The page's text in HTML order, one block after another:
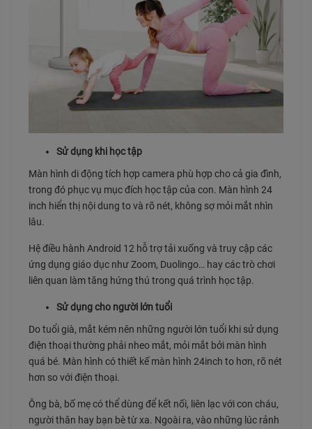
Sử dụng khi học tập
Màn hình di động tích hợp camera phù hợp cho cả gia đình,
trong đó phục vụ mục đích học tập của con. Màn hình 24
inch hiển thị nội dung to và rõ nét, không sợ mỏi mắt nhìn
lâu.
Hệ điều hành Android 12 hỗ trợ tải xuống và truy cập các
ứng dụng giáo dục như Zoom, Duolingo… hay các trò chơi
liên quan làm tăng hứng thú trong quá trình học tập.
Sử dụng cho người lớn tuổi
Do tuổi già, mắt kém nên những người lớn tuổi khi sử dụng
điện thoại thường phải nheo mắt, mỏi mắt bởi màn hình
quá bé. Màn hình có thiết kế màn hình 24inch to hơn, rõ nét
hơn so với điện thoại.
Ông bà, bố mẹ có thể dùng để kết nối, liên lạc với con cháu,
người thân hay bạn bè từ xa. Ngoài ra, vào những lúc rảnh